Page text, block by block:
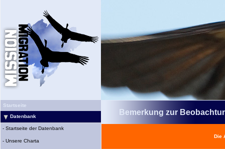
Startseite
Datenbank
- Startseite der Datenbank
- Unsere Charta
Bemerkung zur
Die